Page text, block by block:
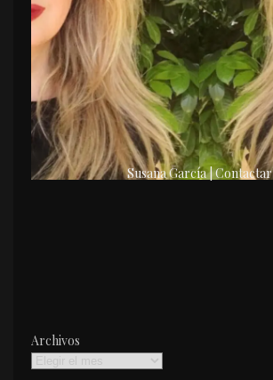
Susana García | Contactar
Archivos